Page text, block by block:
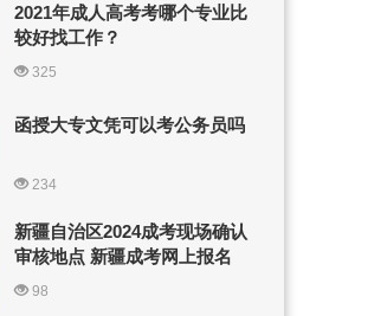
2021年成人高考考哪个专业比
较好找工作？
325
函授大专文凭可以考公务员吗
234
新疆自治区2024成考现场确认
审核地点 新疆成考网上报名
98